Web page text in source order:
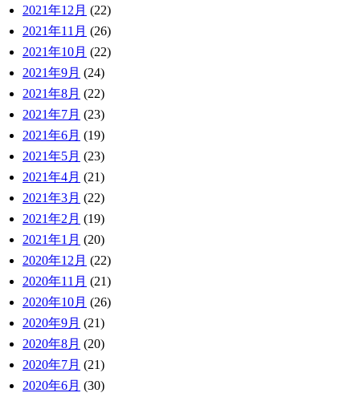
2021年12月 (22)
2021年11月 (26)
2021年10月 (22)
2021年9月 (24)
2021年8月 (22)
2021年7月 (23)
2021年6月 (19)
2021年5月 (23)
2021年4月 (21)
2021年3月 (22)
2021年2月 (19)
2021年1月 (20)
2020年12月 (22)
2020年11月 (21)
2020年10月 (26)
2020年9月 (21)
2020年8月 (20)
2020年7月 (21)
2020年6月 (30)